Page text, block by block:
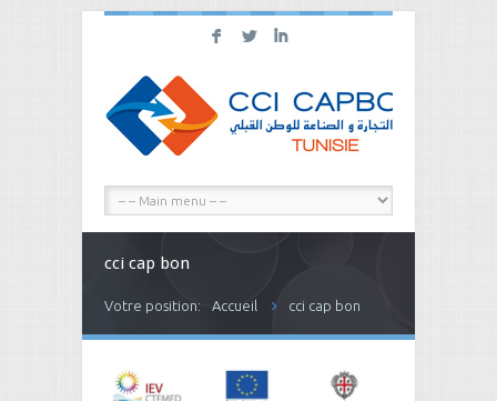
F L I
cci cap bon
Votre position: Accueil cci cap bon